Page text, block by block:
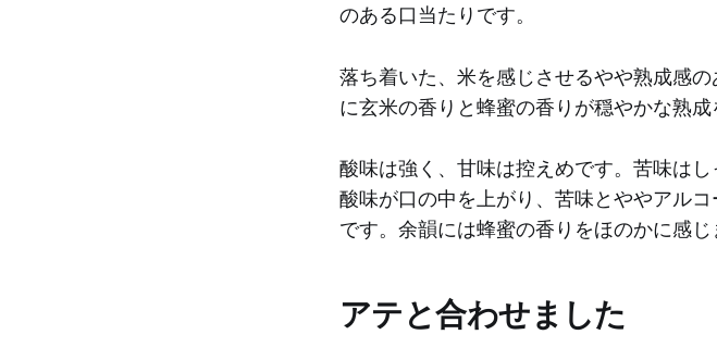
のある口当たりです。
落ち着いた、米を感じさせるやや熟成感
に玄米の香りと蜂蜜の香りが穏やかな熟成
酸味は強く、甘味は控えめです。苦味は
酸味が口の中を上がり、苦味とややアル
です。余韻には蜂蜜の香りをほのかに感じ
アテと合わせました